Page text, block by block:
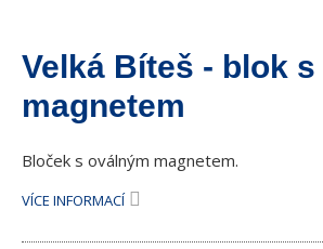
Velká Bíteš - blok s
magnetem
Bloček s oválným magnetem.
VÍCE INFORMACÍ